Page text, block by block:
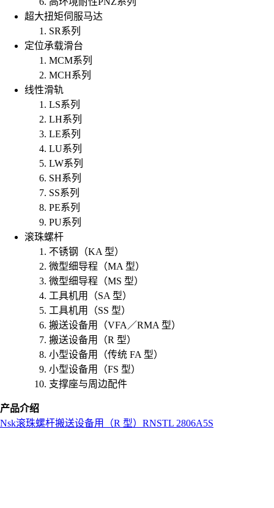
超大扭矩伺服马达
SR系列
定位承载滑台
MCM系列
MCH系列
线性滑轨
LS系列
LH系列
LE系列
LU系列
LW系列
SH系列
SS系列
PE系列
PU系列
滚珠螺杆
不锈钢（KA 型）
微型细导程（MA 型）
微型细导程（MS 型）
工具机用（SA 型）
工具机用（SS 型）
搬送设备用（VFA／RMA 型）
搬送设备用（R 型）
小型设备用（传统 FA 型）
小型设备用（FS 型）
支撑座与周边配件
产品介绍
Nsk滚珠螺杆搬送设备用（R 型） RNSTL 2806A5S